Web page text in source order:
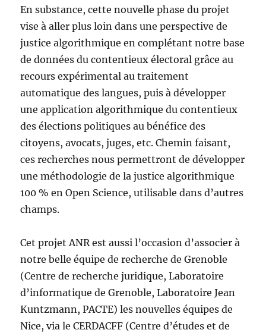
En substance, cette nouvelle phase du projet
vise à aller plus loin dans une perspective de
justice algorithmique en complétant notre base
de données du contentieux électoral grâce au
recours expérimental au traitement
automatique des langues, puis à développer
une application algorithmique du contentieux
des élections politiques au bénéfice des
citoyens, avocats, juges, etc. Chemin faisant,
ces recherches nous permettront de développer
une méthodologie de la justice algorithmique
100 % en Open Science, utilisable dans d’autres
champs.
Cet projet ANR est aussi l’occasion d’associer à
notre belle équipe de recherche de Grenoble
(Centre de recherche juridique, Laboratoire
d’informatique de Grenoble, Laboratoire Jean
Kuntzmann, PACTE) les nouvelles équipes de
Nice, via le CERDACFF (Centre d’études et de